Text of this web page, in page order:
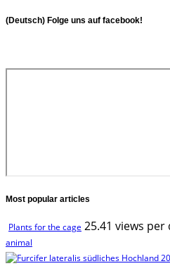
(Deutsch) Folge uns auf facebook!
Most popular articles
Plants for the cage 25.41 views per
animal